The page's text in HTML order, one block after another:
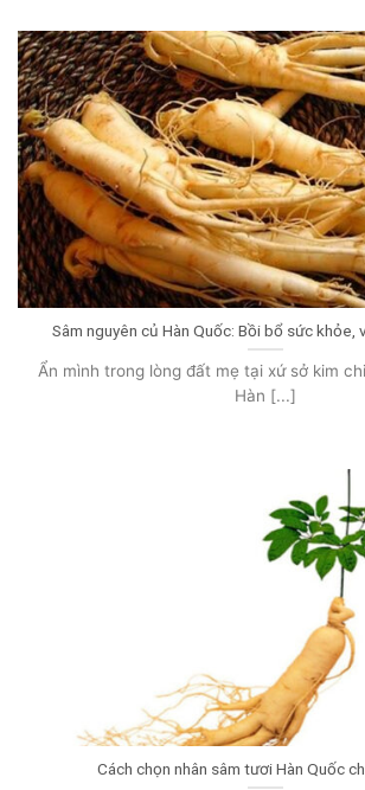
Sâm nguyên củ Hàn Quốc: Bồi bổ sức khỏe,
Ẩn mình trong lòng đất mẹ tại xứ sở kim
Hàn [...]
Cách chọn nhân sâm tươi Hàn Quốc